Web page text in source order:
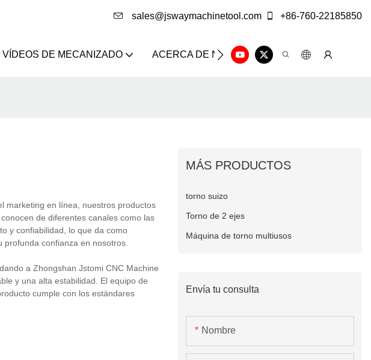
sales@jswaymachinetool.com +86-760-22185850
VÍDEOS DE MECANIZADO ACERCA DE NOSOTROS SOLUCIÓN
marketing en línea, nuestros productos
de diferentes canales como las
y confiabilidad, lo que da como
confianza en nosotros.
a Zhongshan Jstomi CNC Machine
y una alta estabilidad. El equipo de
cumple con los estándares
MÁS PRODUCTOS
torno suizo
Torno de 2 ejes
Máquina de torno multiusos
Envía tu consulta
Nombre